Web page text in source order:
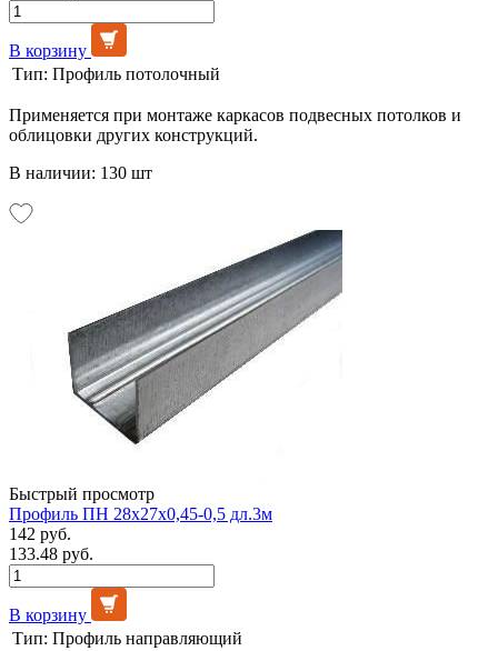
В корзину
Тип: Профиль потолочный
Применяется при монтаже каркасов подвесных потолков и
облицовки других конструкций.
В наличии: 130 шт
Быстрый просмотр
Профиль ПН 28х27х0,45-0,5 дл.3м
142 руб.
133.48 руб.
В корзину
Тип: Профиль направляющий